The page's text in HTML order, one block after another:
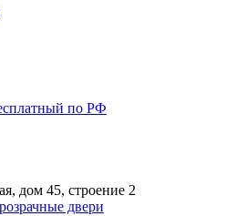
по РФ
дом 45, строение 2
двери